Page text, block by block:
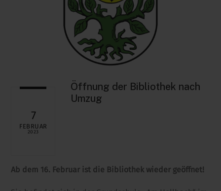
7
FEBRUAR
2023
Öffnung der Bibliothek nach
Umzug
Ab dem 16. Februar ist die Bibliothek wieder geöffnet!